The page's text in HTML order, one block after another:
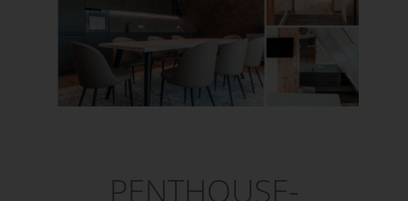
PENTHOUSE-